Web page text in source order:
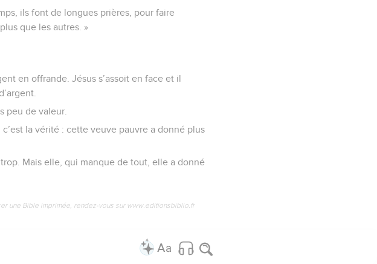
ils font de longues prières, pour faire
que les autres. »
en offrande. Jésus s’assoit en face et il
peu de valeur.
la vérité : cette veuve pauvre a donné plus
Mais elle, qui manque de tout, elle a donné
une Bible imprimée, rendez-vous sur www.editionsbiblio.fr